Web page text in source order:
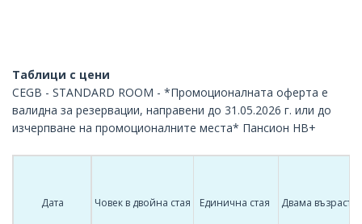
Таблици с цени
CEGB - STANDARD ROOM - *Промоционалната оферта е
валидна за резервации, направени до 31.05.2026 г. или до
изчерпване на промоционалните места* Пансион HB+
Дата Човек в двойна стая Единична стая Двама